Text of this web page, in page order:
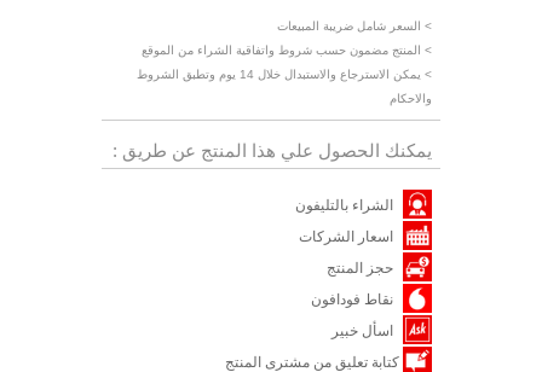
> السعر شامل ضريبة المبيعات
> المنتج مضمون حسب شروط واتفاقية الشراء من الموقع
> يمكن الاسترجاع والاستبدال خلال 14 يوم وتطبق الشروط
والاحكام
يمكنك الحصول علي هذا المنتج عن طريق :
الشراء بالتليفون
اسعار الشركات
حجز المنتج
نقاط فودافون
اسأل خبير
كتابة تعليق من مشترى المنتج